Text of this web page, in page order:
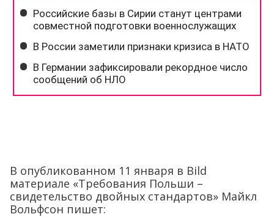
В опубликованном 11 января в Bild
материале «Требования Польши –
свидетельство двойных стандартов» Майкл
Вольфсон пишет: